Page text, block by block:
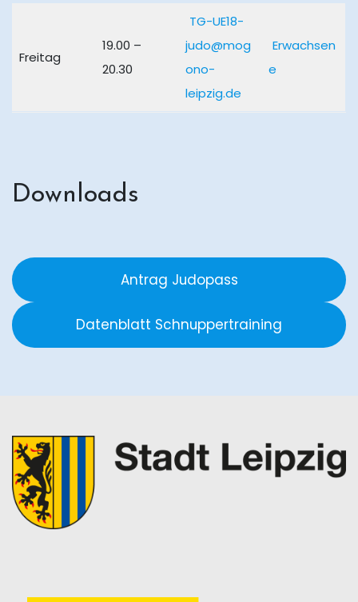
Freitag
19.00 –
20.30
TG-UE18-
judo@mog
ono-
leipzig.de
Erwachsen
e
Downloads
Antrag Judopass
Datenblatt Schnuppertraining